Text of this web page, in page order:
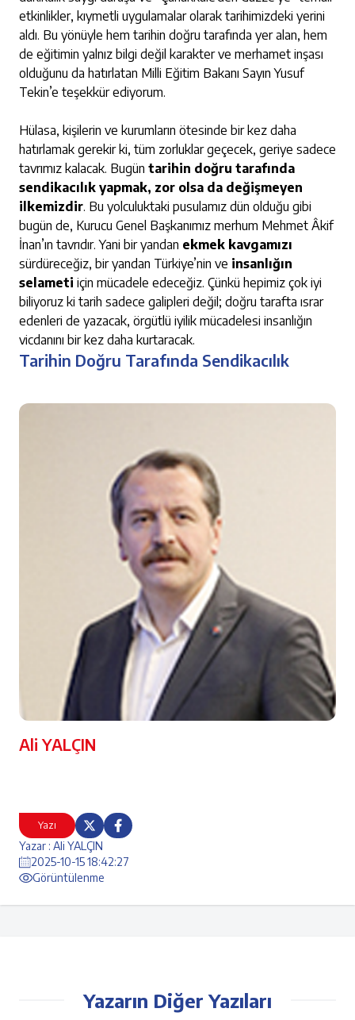
Yazı
Yazar : Ali YALÇIN
2025-10-15 18:42:27
Görüntülenme
Tarihin Doğru Tarafında Sendikacılık
Ali YALÇIN
etkinlikler, kıymetli uygulamalar olarak tarihimizdeki yerini
aldı. Bu yönüyle hem tarihin doğru tarafında yer alan, hem
de eğitimin yalnız bilgi değil karakter ve merhamet inşası
olduğunu da hatırlatan Milli Eğitim Bakanı Sayın Yusuf
Tekin’e teşekkür ediyorum.
Hülasa, kişilerin ve kurumların ötesinde bir kez daha
hatırlamak gerekir ki, tüm zorluklar geçecek, geriye sadece
tavrımız kalacak. Bugün tarihin doğru tarafında
sendikacılık yapmak, zor olsa da değişmeyen
ilkemizdir. Bu yolculuktaki pusulamız dün olduğu gibi
bugün de, Kurucu Genel Başkanımız merhum Mehmet Âkif
İnan’ın tavrıdır. Yani bir yandan ekmek kavgamızı
sürdüreceğiz, bir yandan Türkiye’nin ve insanlığın
selameti için mücadele edeceğiz. Çünkü hepimiz çok iyi
biliyoruz ki tarih sadece galipleri değil; doğru tarafta ısrar
edenleri de yazacak, örgütlü iyilik mücadelesi insanlığın
vicdanını bir kez daha kurtaracak.
Yazarın Diğer Yazıları